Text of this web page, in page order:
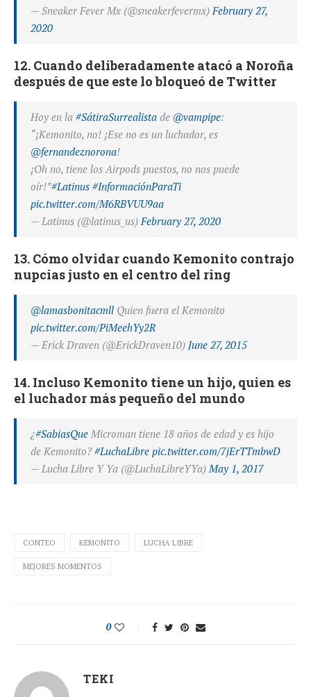
— Sneaker Fever Mx (@sneakerfevermx) February 27,
2020
12. Cuando deliberadamente atacó a Noroña
después de que este lo bloqueó de Twitter
Hoy en la #SátiraSurrealista de @vampipe:
“¡Kemonito, no! ¡Ese no es un luchador, es
@fernandeznorona!
¡Oh no, tiene los Airpods puestos, no nos puede
oír!”#Latinus #InformaciónParaTi
pic.twitter.com/M6RBVUU9aa
— Latinus (@latinus_us) February 27, 2020
13. Cómo olvidar cuando Kemonito contrajo
nupcias justo en el centro del ring
@lamasbonitacmll Quien fuera el Kemonito
pic.twitter.com/PiMeehYy2R
— Erick Draven (@ErickDraven10) June 27, 2015
14. Incluso Kemonito tiene un hijo, quien es
el luchador más pequeño del mundo
¿#SabiasQue Microman tiene 18 años de edad y es hijo
de Kemonito?#LuchaLibre pic.twitter.com/7jErTTmbwD
— Lucha Libre Y Ya (@LuchaLibreYYa) May 1, 2017
CONTEO KEMONITO LUCHA LIBRE
MEJORES MOMENTOS
0
TEKI